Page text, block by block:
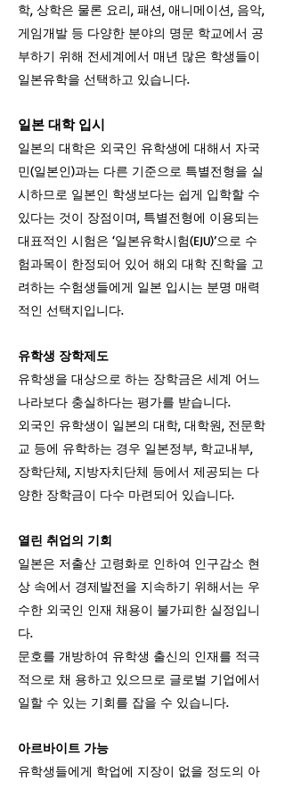
학, 상학은 물론 요리, 패션, 애니메이션, 음악,
게임개발 등 다양한 분야의 명문 학교에서 공
부하기 위해 전세계에서 매년 많은 학생들이
일본유학을 선택하고 있습니다.
일본 대학 입시
일본의 대학은 외국인 유학생에 대해서 자국
민(일본인)과는 다른 기준으로 특별전형을 실
시하므로 일본인 학생보다는 쉽게 입학할 수
있다는 것이 장점이며, 특별전형에 이용되는
대표적인 시험은 ‘일본유학시험(EJU)’으로 수
험과목이 한정되어 있어 해외 대학 진학을 고
려하는 수험생들에게 일본 입시는 분명 매력
적인 선택지입니다.
유학생 장학제도
유학생을 대상으로 하는 장학금은 세계 어느
나라보다 충실하다는 평가를 받습니다.
외국인 유학생이 일본의 대학, 대학원, 전문학
교 등에 유학하는 경우 일본정부, 학교내부,
장학단체, 지방자치단체 등에서 제공되는 다
양한 장학금이 다수 마련되어 있습니다.
열린 취업의 기회
일본은 저출산 고령화로 인하여 인구감소 현
상 속에서 경제발전을 지속하기 위해서는 우
수한 외국인 인재 채용이 불가피한 실정입니
다.
문호를 개방하여 유학생 출신의 인재를 적극
적으로 채 용하고 있으므로 글로벌 기업에서
일할 수 있는 기회를 잡을 수 있습니다.
아르바이트 가능
유학생들에게 학업에 지장이 없을 정도의 아